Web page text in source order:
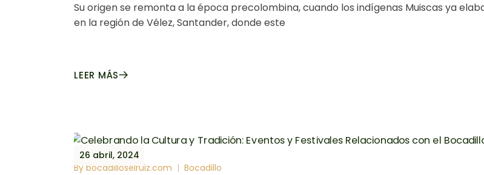
Su origen se remonta a la época precolombina, cuando los indígenas Muiscas ya
en la región de Vélez, Santander, donde este
LEER MÁS
26 abril, 2024
By bocadilloselruiz.com Bocadillo